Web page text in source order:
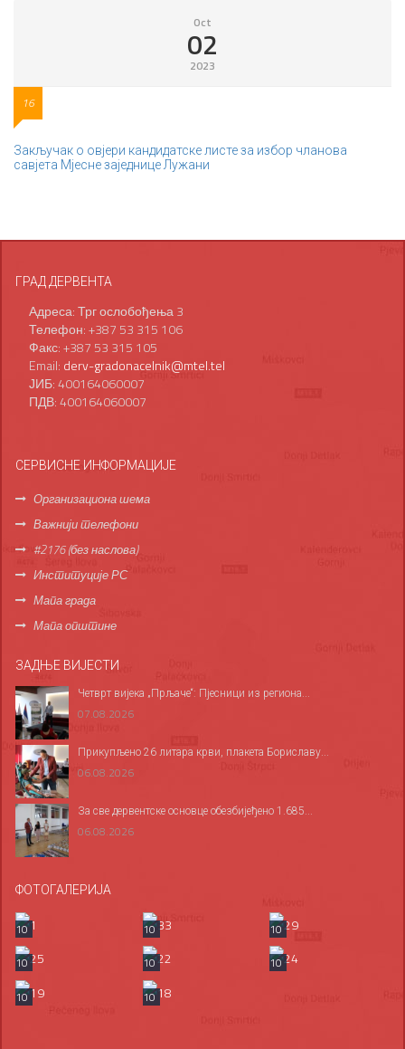
Oct
02
2023
16
Закључак о овјери кандидатске листе за избор чланова
савјета Мјесне заједнице Лужани
ГРАД ДЕРВЕНТА
Адреса: Трг ослобођења 3
Телефон: +387 53 315 106
Факс: +387 53 315 105
Email: derv-gradonacelnik@mtel.tel
ЈИБ: 400164060007
ПДВ: 400164060007
СЕРВИСНЕ ИНФОРМАЦИЈЕ
Организациона шема
Важнији телефони
#2176 (без наслова)
Институције РС
Мапа града
Мапа општине
ЗАДЊЕ ВИЈЕСТИ
Четврт вијека „Прљаче“: Пјесници из региона...
07.08.2026
Прикупљено 26 литара крви, плакета Бориславу...
06.08.2026
За све дервентске основце обезбијеђено 1.685...
06.08.2026
ФОТОГАЛЕРИЈА
10 10
10
10
10
10
10
10